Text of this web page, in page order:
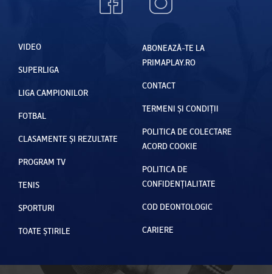
VIDEO
SUPERLIGA
LIGA CAMPIONILOR
FOTBAL
CLASAMENTE ȘI REZULTATE
PROGRAM TV
TENIS
SPORTURI
TOATE ȘTIRILE
ABONEAZĂ-TE LA
PRIMAPLAY.RO
CONTACT
TERMENI ȘI CONDIȚII
POLITICA DE COLECTARE
ACORD COOKIE
POLITICA DE
CONFIDENȚIALITATE
COD DEONTOLOGIC
CARIERE